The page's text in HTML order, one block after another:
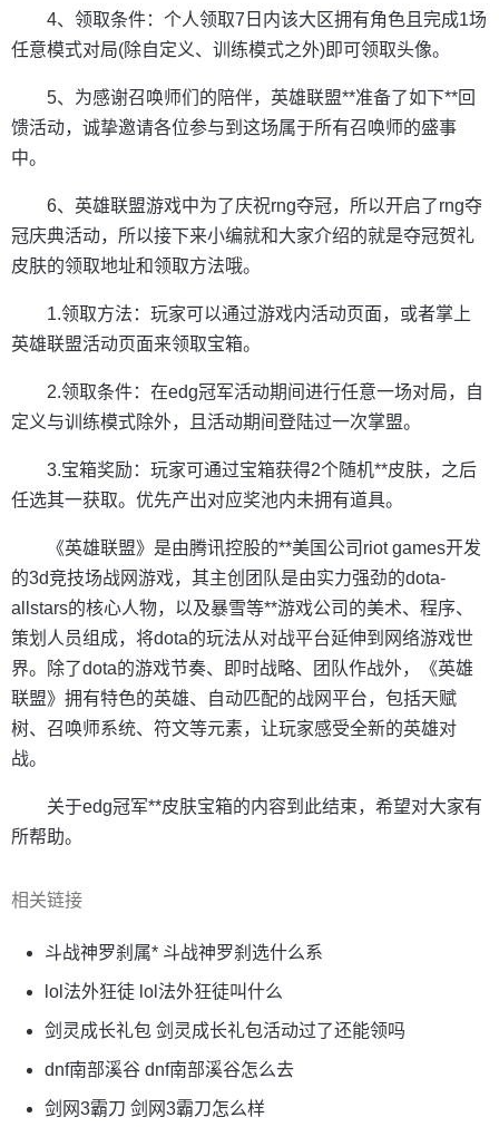
4、领取条件：个人领取7日内该大区拥有角色且完成1场
任意模式对局(除自定义、训练模式之外)即可领取头像。
5、为感谢召唤师们的陪伴，英雄联盟**准备了如下**回
馈活动，诚挚邀请各位参与到这场属于所有召唤师的盛事
中。
6、英雄联盟游戏中为了庆祝rng夺冠，所以开启了rng夺
冠庆典活动，所以接下来小编就和大家介绍的就是夺冠贺礼
皮肤的领取地址和领取方法哦。
1.领取方法：玩家可以通过游戏内活动页面，或者掌上
英雄联盟活动页面来领取宝箱。
2.领取条件：在edg冠军活动期间进行任意一场对局，自
定义与训练模式除外，且活动期间登陆过一次掌盟。
3.宝箱奖励：玩家可通过宝箱获得2个随机**皮肤，之后
任选其一获取。优先产出对应奖池内未拥有道具。
《英雄联盟》是由腾讯控股的**美国公司riot games开发
的3d竞技场战网游戏，其主创团队是由实力强劲的dota-
allstars的核心人物，以及暴雪等**游戏公司的美术、程序、
策划人员组成，将dota的玩法从对战平台延伸到网络游戏世
界。除了dota的游戏节奏、即时战略、团队作战外，《英雄
联盟》拥有特色的英雄、自动匹配的战网平台，包括天赋
树、召唤师系统、符文等元素，让玩家感受全新的英雄对
战。
关于edg冠军**皮肤宝箱的内容到此结束，希望对大家有
所帮助。
相关链接
斗战神罗刹属* 斗战神罗刹选什么系
lol法外狂徒 lol法外狂徒叫什么
剑灵成长礼包 剑灵成长礼包活动过了还能领吗
dnf南部溪谷 dnf南部溪谷怎么去
剑网3霸刀 剑网3霸刀怎么样